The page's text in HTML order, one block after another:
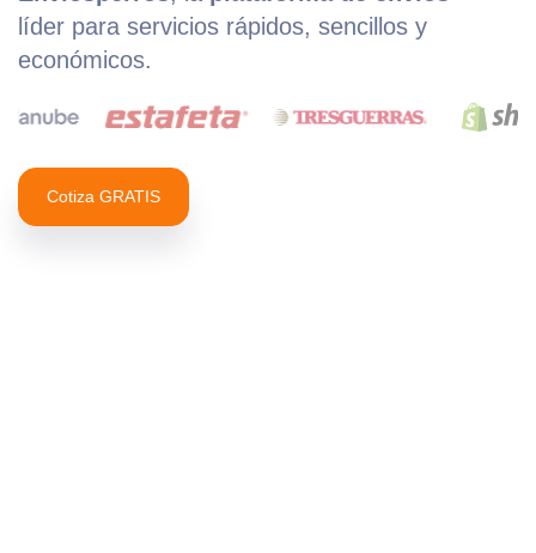
líder para servicios rápidos, sencillos y
económicos.
Cotiza GRATIS